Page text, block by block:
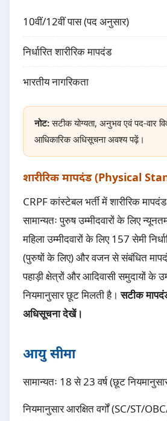
10वीं/12वीं पास (पद अनुसार)
निर्धारित शारीरिक मापदंड
भारतीय नागरिकता
नोट:सटीक योग्यता, अनुभव एवं पद-वार
आधिकारिक अधिसूचना अवश्य पढ़ें।
शारीरिक मापदंड (Physical
CRPF कांस्टेबल भर्ती में शारीरिक मापदंड
सामान्यतः पुरुष उम्मीदवारों के लिए
महिला उम्मीदवारों के लिए 157 सेमी
(पुरुषों के लिए) और वजन से संबंधित
पहाड़ी क्षेत्रों और आदिवासी समुदायों के
नियमानुसार छूट मिलती है।सटीक
अधिसूचना देखें।
आयु सीमा
सामान्यतः 18 से 23 वर्ष (छूट
नियमानुसार आरक्षित वर्गों (SC/ST/